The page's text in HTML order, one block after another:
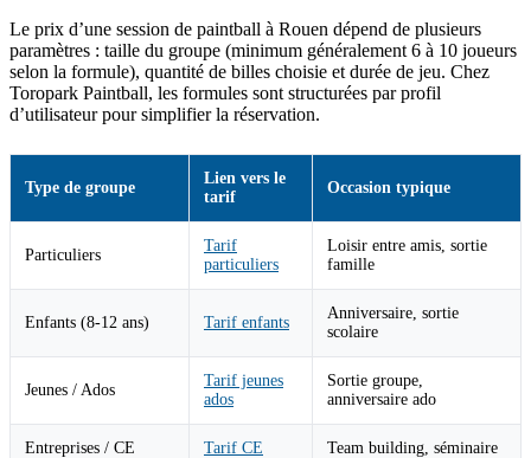
Le prix d’une session de paintball à Rouen dépend de plusieurs
paramètres : taille du groupe (minimum généralement 6 à 10 joueurs
selon la formule), quantité de billes choisie et durée de jeu. Chez
Toropark Paintball, les formules sont structurées par profil
d’utilisateur pour simplifier la réservation.
Type de groupe
Lien vers le
tarif
Occasion typique
Particuliers
Tarif
particuliers
Loisir entre amis, sortie
famille
Enfants (8-12 ans) Tarif enfants
Anniversaire, sortie
scolaire
Jeunes / Ados
Tarif jeunes
ados
Sortie groupe,
anniversaire ado
Entreprises / CE Tarif CE Team building, séminaire